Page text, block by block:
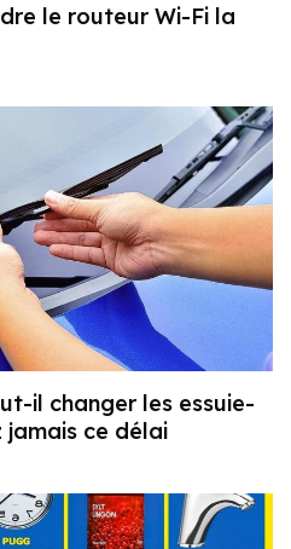
le routeur Wi-Fi la
il changer les essuie-
jamais ce délai